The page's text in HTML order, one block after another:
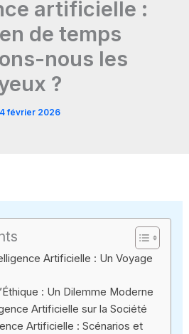
artificielle :
de temps
nous les
?
4 février 2026
Artificielle : Un Voyage
: Un Dilemme Moderne
Artificielle sur la Société
Artificielle : Scénarios et